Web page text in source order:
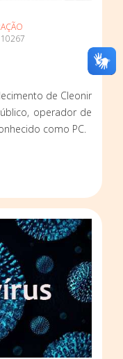
10267
de Cleonir
operador de
como PC.